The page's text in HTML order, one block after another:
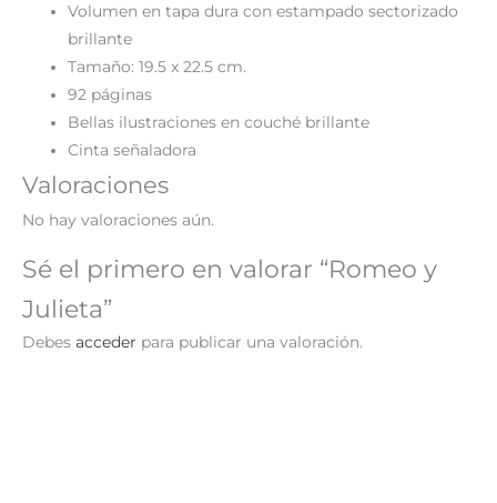
Volumen en tapa dura con estampado sectorizado
brillante
Tamaño: 19.5 x 22.5 cm.
92 páginas
Bellas ilustraciones en couché brillante
Cinta señaladora
Valoraciones
No hay valoraciones aún.
Sé el primero en valorar “Romeo y
Julieta”
Debes acceder para publicar una valoración.